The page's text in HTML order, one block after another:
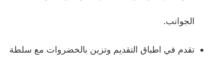
الجوانب.
تقدم في اطباق التقديم وتزين بالخضروات مع سلطة